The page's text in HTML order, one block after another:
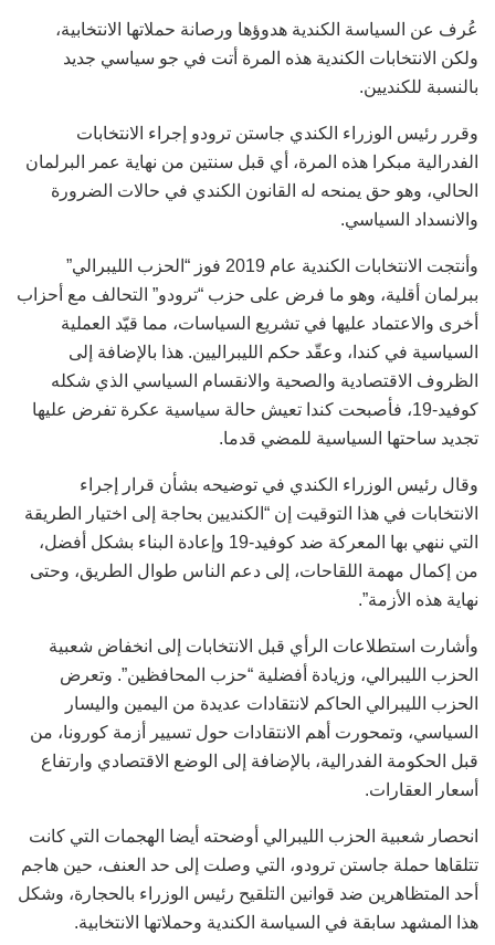
عُرف عن السياسة الكندية هدوؤها ورصانة حملاتها الانتخابية،
ولكن الانتخابات الكندية هذه المرة أتت في جو سياسي جديد
بالنسبة للكنديين.
وقرر رئيس الوزراء الكندي جاستن ترودو إجراء الانتخابات
الفدرالية مبكرا هذه المرة، أي قبل سنتين من نهاية عمر البرلمان
الحالي، وهو حق يمنحه له القانون الكندي في حالات الضرورة
والانسداد السياسي.
وأنتجت الانتخابات الكندية عام 2019 فوز “الحزب الليبرالي”
ببرلمان أقلية، وهو ما فرض على حزب “ترودو” التحالف مع أحزاب
أخرى والاعتماد عليها في تشريع السياسات، مما قيّد العملية
السياسية في كندا، وعقّد حكم الليبراليين. هذا بالإضافة إلى
الظروف الاقتصادية والصحية والانقسام السياسي الذي شكله
كوفيد-19، فأصبحت كندا تعيش حالة سياسية عكرة تفرض عليها
تجديد ساحتها السياسية للمضي قدما.
وقال رئيس الوزراء الكندي في توضيحه بشأن قرار إجراء
الانتخابات في هذا التوقيت إن “الكنديين بحاجة إلى اختيار الطريقة
التي ننهي بها المعركة ضد كوفيد-19 وإعادة البناء بشكل أفضل،
من إكمال مهمة اللقاحات، إلى دعم الناس طوال الطريق، وحتى
نهاية هذه الأزمة”.
وأشارت استطلاعات الرأي قبل الانتخابات إلى انخفاض شعبية
الحزب الليبرالي، وزيادة أفضلية “حزب المحافظين”. وتعرض
الحزب الليبرالي الحاكم لانتقادات عديدة من اليمين واليسار
السياسي، وتمحورت أهم الانتقادات حول تسيير أزمة كورونا، من
قبل الحكومة الفدرالية، بالإضافة إلى الوضع الاقتصادي وارتفاع
أسعار العقارات.
انحصار شعبية الحزب الليبرالي أوضحته أيضا الهجمات التي كانت
تتلقاها حملة جاستن ترودو، التي وصلت إلى حد العنف، حين هاجم
أحد المتظاهرين ضد قوانين التلقيح رئيس الوزراء بالحجارة، وشكل
هذا المشهد سابقة في السياسة الكندية وحملاتها الانتخابية.